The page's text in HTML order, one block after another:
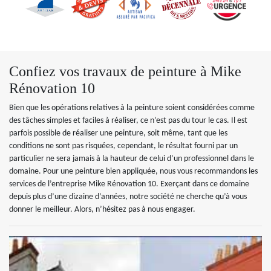
Confiez vos travaux de peinture à Mike
Rénovation 10
Bien que les opérations relatives à la peinture soient considérées comme
des tâches simples et faciles à réaliser, ce n’est pas du tour le cas. Il est
parfois possible de réaliser une peinture, soit même, tant que les
conditions ne sont pas risquées, cependant, le résultat fourni par un
particulier ne sera jamais à la hauteur de celui d’un professionnel dans le
domaine. Pour une peinture bien appliquée, nous vous recommandons les
services de l’entreprise Mike Rénovation 10. Exerçant dans ce domaine
depuis plus d’une dizaine d’années, notre société ne cherche qu’à vous
donner le meilleur. Alors, n’hésitez pas à nous engager.